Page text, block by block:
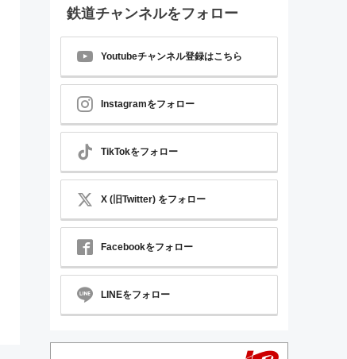
鉄道チャンネルをフォロー
Youtubeチャンネル登録はこちら
Instagramをフォロー
TikTokをフォロー
X (旧Twitter) をフォロー
Facebookをフォロー
LINEをフォロー